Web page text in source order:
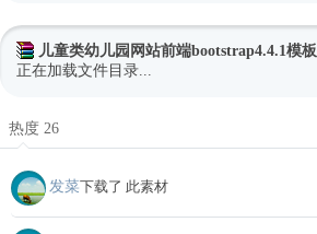
儿童类幼儿园网站前端bootstrap4.4.1模板
正在加载文件目录...
热度 26
发菜下载了 此素材